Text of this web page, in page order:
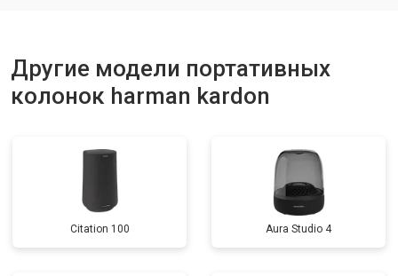
Другие модели портативных
колонок harman kardon
Citation 100 Aura Studio 4